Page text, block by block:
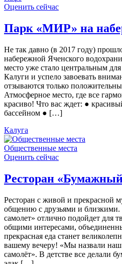
Оценить сейчас
Парк «МИР» на
Не так давно (в 2017 году)
набережной Яченского
место уже стало центральным
Калуги и успело завоевать
отзываются только
Атмосферное место, где все
красиво! Что вас ждет: ●
бассейном ● […]
Калуга
Общественные места
Оценить сейчас
Ресторан
Ресторан с живой и прекрасной
общению с друзьями и
самолет» отлично подойдет для
общими интересами,
прекрасная еда станет
вашему вечеру! «Мы назвали
самолёт». В детстве все делали